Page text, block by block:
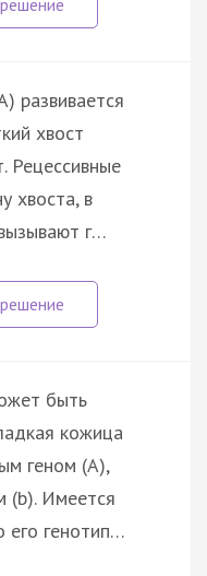
развивается
хвост
Рецессивные
хвоста, в
г…
быть
кожица
геном (А),
(b). Имеется
его генотип…